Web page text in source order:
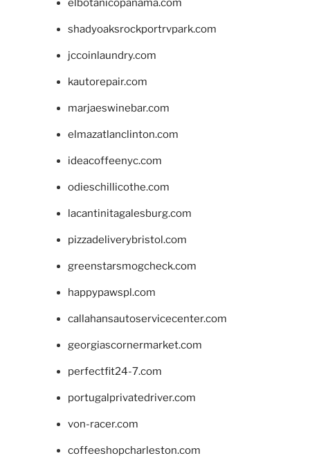
elbotanicopanama.com
shadyoaksrockportrvpark.com
jccoinlaundry.com
kautorepair.com
marjaeswinebar.com
elmazatlanclinton.com
ideacoffeenyc.com
odieschillicothe.com
lacantinitagalesburg.com
pizzadeliverybristol.com
greenstarsmogcheck.com
happypawspl.com
callahansautoservicecenter.com
georgiascornermarket.com
perfectfit24-7.com
portugalprivatedriver.com
von-racer.com
coffeeshopcharleston.com